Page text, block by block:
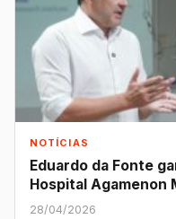
NOTÍCIAS
Eduardo da Fonte
Hospital Agamenon
28/04/2026